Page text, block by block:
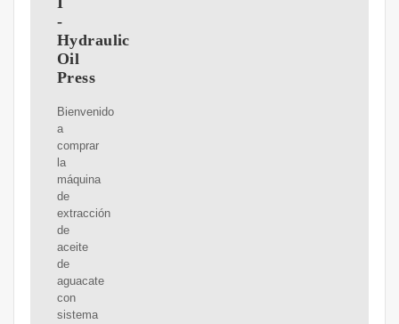
-
Hydraulic
Oil
Press
Bienvenido
a
comprar
la
máquina
de
extracción
de
aceite
de
aguacate
con
sistema